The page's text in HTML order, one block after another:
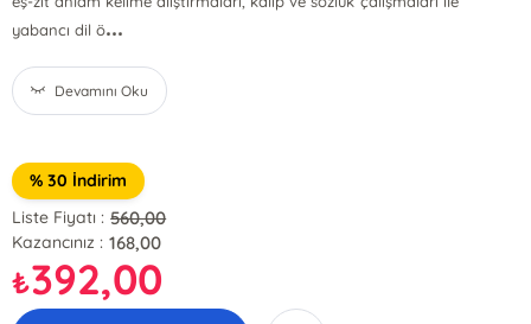
yabancı dil ö...
Devamını Oku
% 30 İndirim
Liste Fiyatı : 560,00
Kazancınız : 168,00
₺392,00